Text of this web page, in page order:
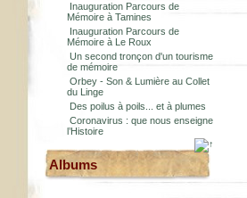
Inauguration Parcours de
Mémoire à Tamines
Inauguration Parcours de
Mémoire à Le Roux
Un second tronçon d'un tourisme
de mémoire
Orbey - Son & Lumière au Collet
du Linge
Des poilus à poils... et à plumes
Coronavirus : que nous enseigne
l’Histoire
Albums